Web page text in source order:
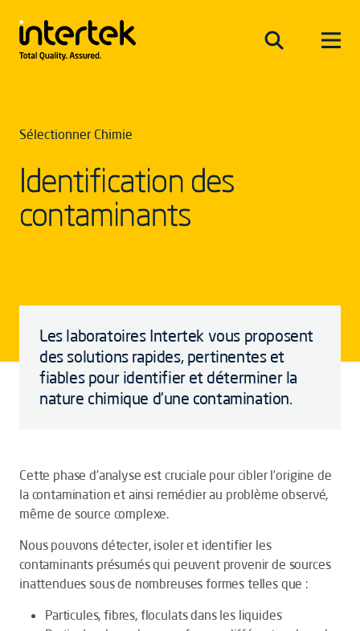
Sélectionner Chimie
Identification des
contaminants
Les laboratoires Intertek vous proposent
des solutions rapides, pertinentes et
fiables pour identifier et déterminer la
nature chimique d’une contamination.
Cette phase d’analyse est cruciale pour cibler l’origine de
la contamination et ainsi remédier au problème observé,
même de source complexe.
Nous pouvons détecter, isoler et identifier les
contaminants présumés qui peuvent provenir de sources
inattendues sous de nombreuses formes telles que :
Particules, fibres, floculats dans les liquides